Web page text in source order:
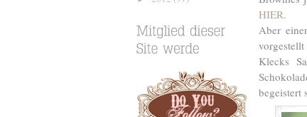
HIER.
Aber
Klecks
begeistert